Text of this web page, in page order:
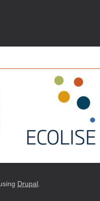
Drupal